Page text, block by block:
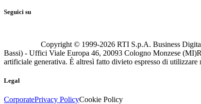
Seguici su
Copyright © 1999-2026 RTI S.p.A. Business
Bassi) - Uffici Viale Europa 46, 20093 Cologno Monzese (MI)
artificiale generativa. È altresì fatto divieto espresso di utilizzare
Legal
CorporatePrivacy PolicyCookie Policy